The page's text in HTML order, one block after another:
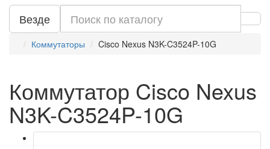
Везде
Коммутаторы Cisco Nexus N3K-C3524P-10G
Коммутатор Cisco Nexus
N3K-C3524P-10G